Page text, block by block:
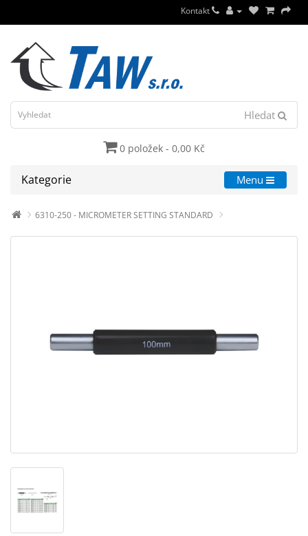
Kontakt
Hledat
0 položek - 0,00 Kč
Kategorie Menu
6310-250 - MICROMETER SETTING STANDARD